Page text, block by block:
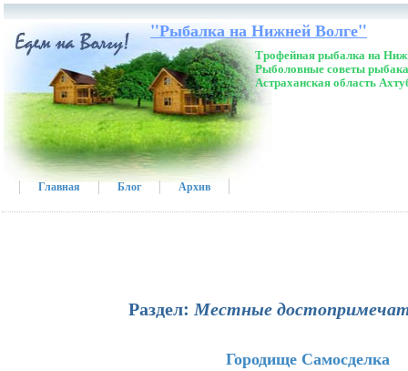
"Рыбалка на Нижней Волге"
Трофейная рыбалка на
Рыболовные советы
Астраханская область
Главная Блог Архив
Раздел:Местные
Городище Самосделка